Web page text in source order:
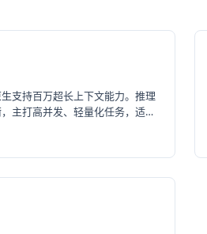
支持百万超长上下文能力。推理
主打高并发、轻量化任务，适合
普惠刚需场景。